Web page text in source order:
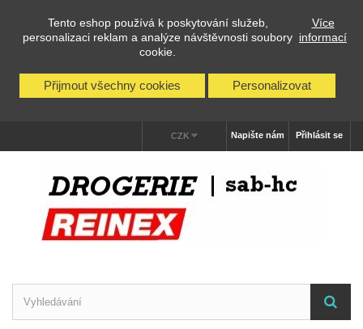
Tento eshop používá k poskytování služeb,
personalizaci reklam a analýze návštěvnosti soubory
cookie.
Více
informací
Přijmout všechny cookies Personalizovat
Přihlásit se
Napište nám
CZK